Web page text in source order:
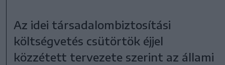
Az idei társadalombiztosítási
költségvetés csütörtök éjjel
közzétett tervezete szerint az állami